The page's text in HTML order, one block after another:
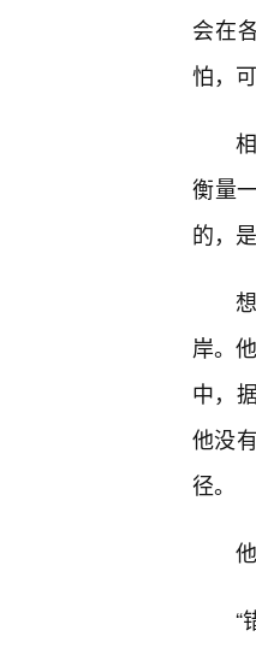
会在
怕，
衡量
的，
岸。
中，
他没
径。
“